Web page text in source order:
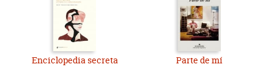
Enciclopedia secreta Parte de mí